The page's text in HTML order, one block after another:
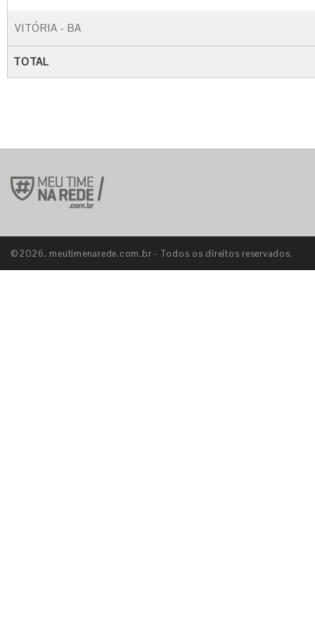
VITÓRIA - BA
TOTAL
©2026. meutimenarede.com.br - Todos os direitos reservados.